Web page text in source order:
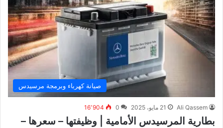
صيانة كهرباء وبرمجة مرسيدس
Ali Qassem 21 مايو، 2025 0 16٬904
بطارية المرسيدس الأمامية | وظيفتها – سعرها –